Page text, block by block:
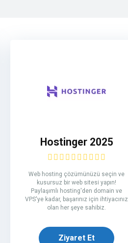
Hostinger 2025
Web hosting çözümünüzü seçin ve
kusursuz bir web sitesi yapın!
Paylaşımlı hosting'den domain ve
VPS'ye kadar, başarınız için ihtiyacınız
olan her şeye sahibiz.
Ziyaret Et